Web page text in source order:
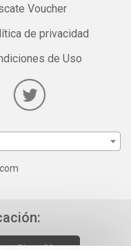
Voucher
de privacidad
de Uso